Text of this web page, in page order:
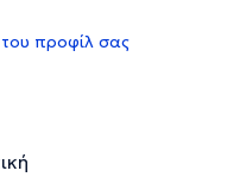
του προφίλ σας